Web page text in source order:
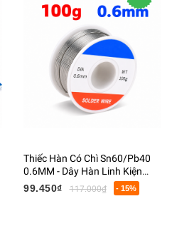
Thiếc Hàn Có Chì Sn60/Pb40
0.6MM - Dây Hàn Linh Kiện
Điện Tử Có Lõi Flux
99.450₫ 117.000₫ - 15%